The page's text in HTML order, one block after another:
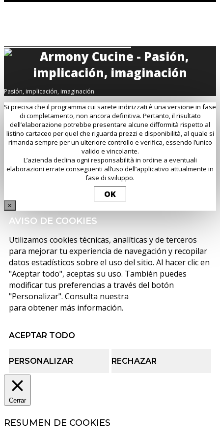
Pasión, implicación, imaginación
Si precisa che il programma cui sarete indirizzati è una versione in fase
di completamento, non ancora definitiva. Pertanto, il risultato
dell’elaborazione potrebbe presentare alcune difformità rispetto al
listino cartaceo per quel che riguarda prezzi e disponibilità, al quale si
rimanda sempre per un ulteriore controllo e verifica, essendo l’unico
valido e vincolante.
L’azienda declina ogni responsabilità in ordine a eventuali
elaborazioni errate conseguenti all’uso dell’applicativo attualmente in
fase di sviluppo.
OK
×
AVISO DE COOKIES
Utilizamos cookies técnicas, analíticas y de terceros
para mejorar tu experiencia de navegación y recopilar
datos estadísticos sobre el uso del sitio. Al hacer clic en
"Aceptar todo", aceptas su uso. También puedes
modificar tus preferencias a través del botón
"Personalizar". Consulta nuestra
para obtener más información.
ACEPTAR TODO
PERSONALIZAR RECHAZAR
Cerrar
RESUMEN DE COOKIES